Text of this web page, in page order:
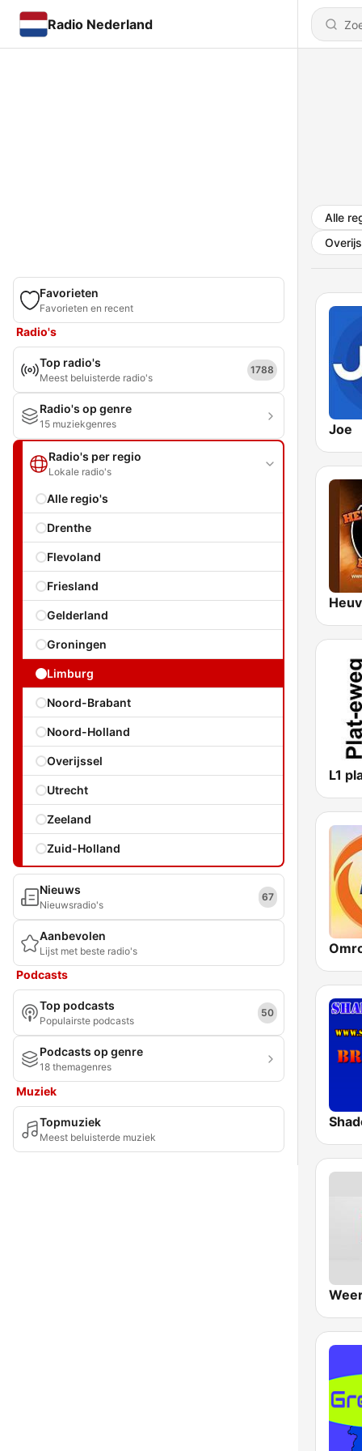
Radio Nederland
Favorieten
Favorieten en recent
Radio's
Top radio's
Meest beluisterde radio's
1788
Radio's op genre
15 muziekgenres
Radio's per regio
Lokale radio's
Alle regio's
Drenthe
Flevoland
Friesland
Gelderland
Groningen
Limburg
Noord-Brabant
Noord-Holland
Overijssel
Utrecht
Zeeland
Zuid-Holland
Nieuws
Nieuwsradio's
67
Aanbevolen
Lijst met beste radio's
Podcasts
Top podcasts
Populairste podcasts
50
Podcasts op genre
18 themagenres
Muziek
Topmuziek
Meest beluisterde muziek
Alle
Joe
L1